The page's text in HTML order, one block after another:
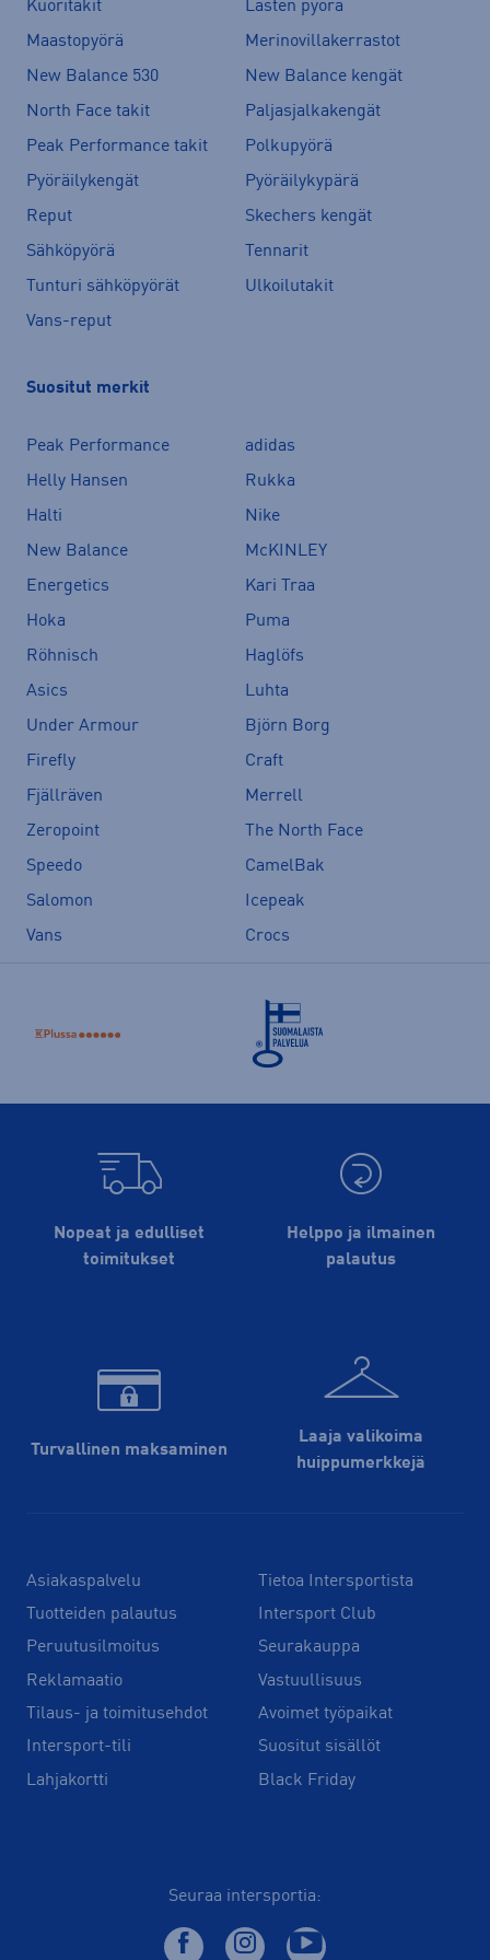
Kuoritakit
Lasten pyörä
Maastopyörä
Merinovillakerrastot
New Balance 530
New Balance kengät
North Face takit
Paljasjalkakengät
Peak Performance takit
Polkupyörä
Pyöräilykengät
Pyöräilykypärä
Reput
Skechers kengät
Sähköpyörä
Tennarit
Tunturi sähköpyörät
Ulkoilutakit
Vans-reput
Suositut merkit
Peak Performance
adidas
Helly Hansen
Rukka
Halti
Nike
New Balance
McKINLEY
Energetics
Kari Traa
Hoka
Puma
Röhnisch
Haglöfs
Asics
Luhta
Under Armour
Björn Borg
Firefly
Craft
Fjällräven
Merrell
Zeropoint
The North Face
Speedo
CamelBak
Salomon
Icepeak
Vans
Crocs
Nopeat ja edulliset
toimitukset
Helppo ja ilmainen
palautus
Turvallinen maksaminen
Laaja valikoima
huippu­merkkejä
Asiakaspalvelu
Tuotteiden palautus
Peruutusilmoitus
Reklamaatio
Tilaus- ja toimitusehdot
Intersport-tili
Lahjakortti
Tietoa Intersportista
Intersport Club
Seurakauppa
Vastuullisuus
Avoimet työpaikat
Suositut sisällöt
Black Friday
Seuraa intersportia: